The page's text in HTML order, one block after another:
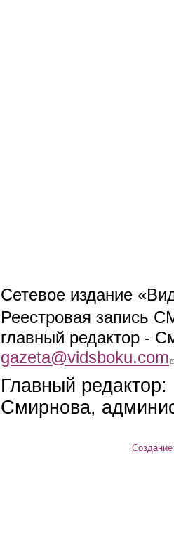
Сетевое издание
Реестровая запись
главный редактор -
gazeta@vidsboku.com
Главный
Смирнова,
Создание